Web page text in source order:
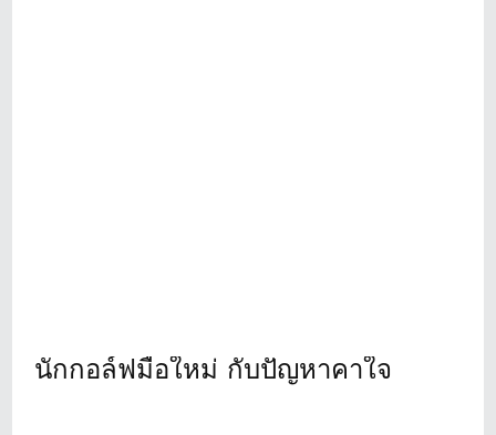
นักกอล์ฟมือใหม่ กับปัญหาคาใจ